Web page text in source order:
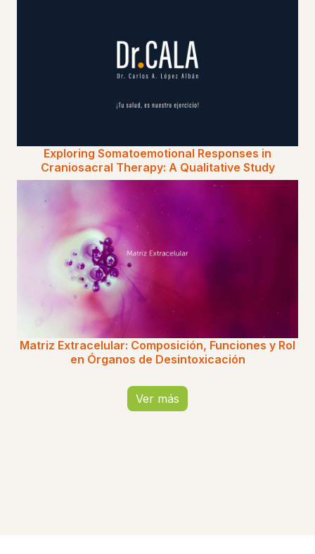
Exploring Somatoemotional Responses in
Craniosacral Therapy: A Qualitative Study
Matriz Extracelular: Composición, Funciones y Rol
en Órganos de Desintoxicación
Ver más